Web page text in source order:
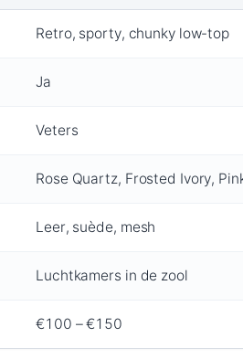
Retro, sporty, chunky low-top
Ja
Veters
Rose Quartz, Frosted Ivory,
Leer, suède, mesh
Luchtkamers in de zool
€100 – €150